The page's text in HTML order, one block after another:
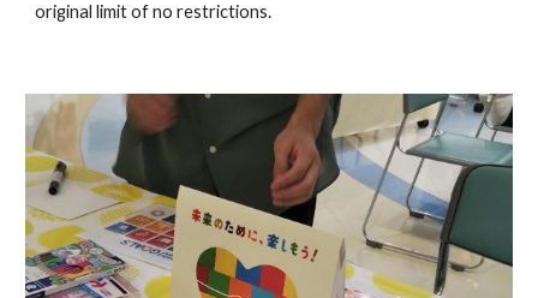
original limit of no restrictions.